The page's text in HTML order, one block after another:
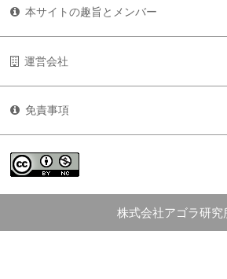
本サイトの趣旨とメンバー
運営会社
免責事項
株式会社アゴラ研究